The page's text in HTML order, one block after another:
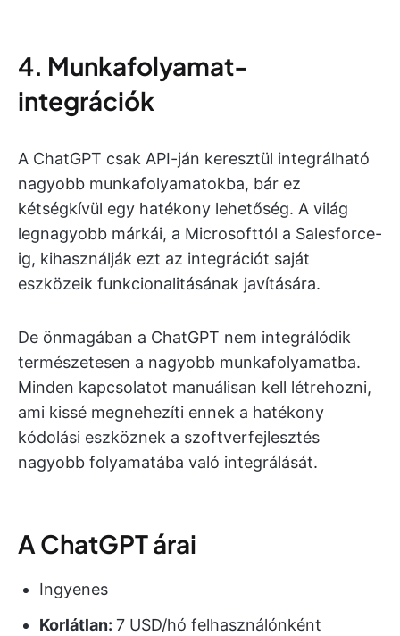
4. Munkafolyamat-
integrációk
A ChatGPT csak API-ján keresztül integrálható
nagyobb munkafolyamatokba, bár ez
kétségkívül egy hatékony lehetőség. A világ
legnagyobb márkái, a Microsofttól a Salesforce-
ig, kihasználják ezt az integrációt saját
eszközeik funkcionalitásának javítására.
De önmagában a ChatGPT nem integrálódik
természetesen a nagyobb munkafolyamatba.
Minden kapcsolatot manuálisan kell létrehozni,
ami kissé megnehezíti ennek a hatékony
kódolási eszköznek a szoftverfejlesztés
nagyobb folyamatába való integrálását.
A ChatGPT árai
Ingyenes
Korlátlan: 7 USD/hó felhasználónként